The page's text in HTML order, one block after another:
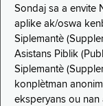
Sondaj sa a envite
aplike ak/oswa
Siplemantè
Asistans Piblik
Siplemantè
konplètman
eksperyans ou